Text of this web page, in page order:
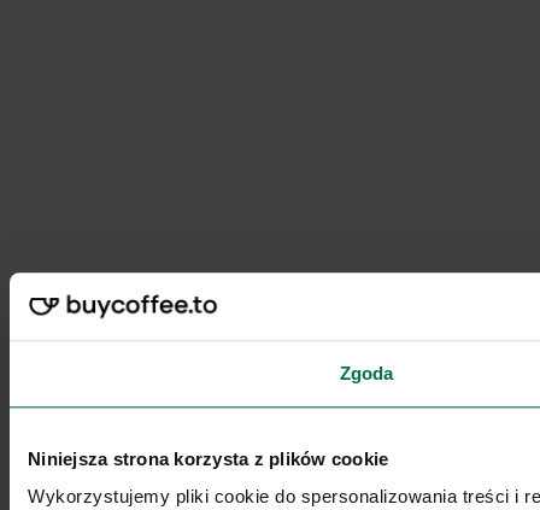
Zgoda
Niniejsza strona korzysta z plików cookie
Wykorzystujemy pliki cookie do spersonalizowania treści i